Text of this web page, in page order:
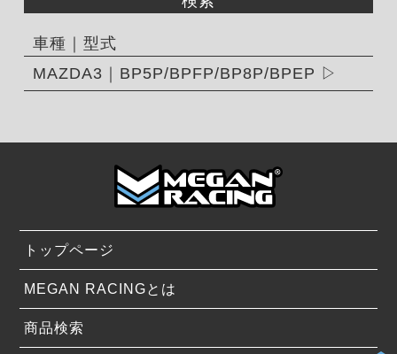
車種｜型式
MAZDA3｜BP5P/BPFP/BP8P/BPEP
トップページ
MEGAN RACINGとは
商品検索